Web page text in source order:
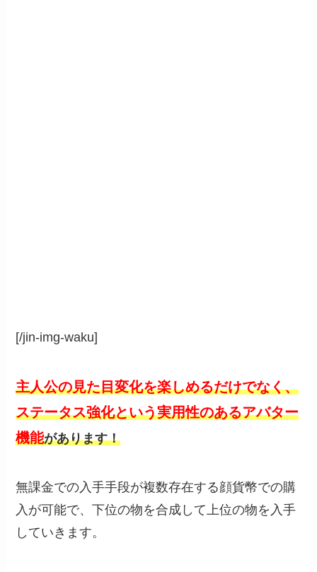
[/jin-img-waku]
主人公の見た目変化を楽しめるだけでなく、
ステータス強化という実用性のあるアバター
機能があります！
無課金での入手手段が複数存在する顔貨幣での購
入が可能で、下位の物を合成して上位の物を入手
していきます。